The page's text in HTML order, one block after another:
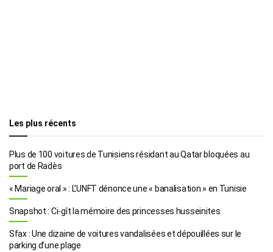
Les plus récents
Plus de 100 voitures de Tunisiens résidant au Qatar bloquées au
port de Radès
« Mariage oral » : L’UNFT dénonce une « banalisation » en Tunisie
Snapshot : Ci-gît la mémoire des princesses husseinites
Sfax : Une dizaine de voitures vandalisées et dépouillées sur le
parking d’une plage